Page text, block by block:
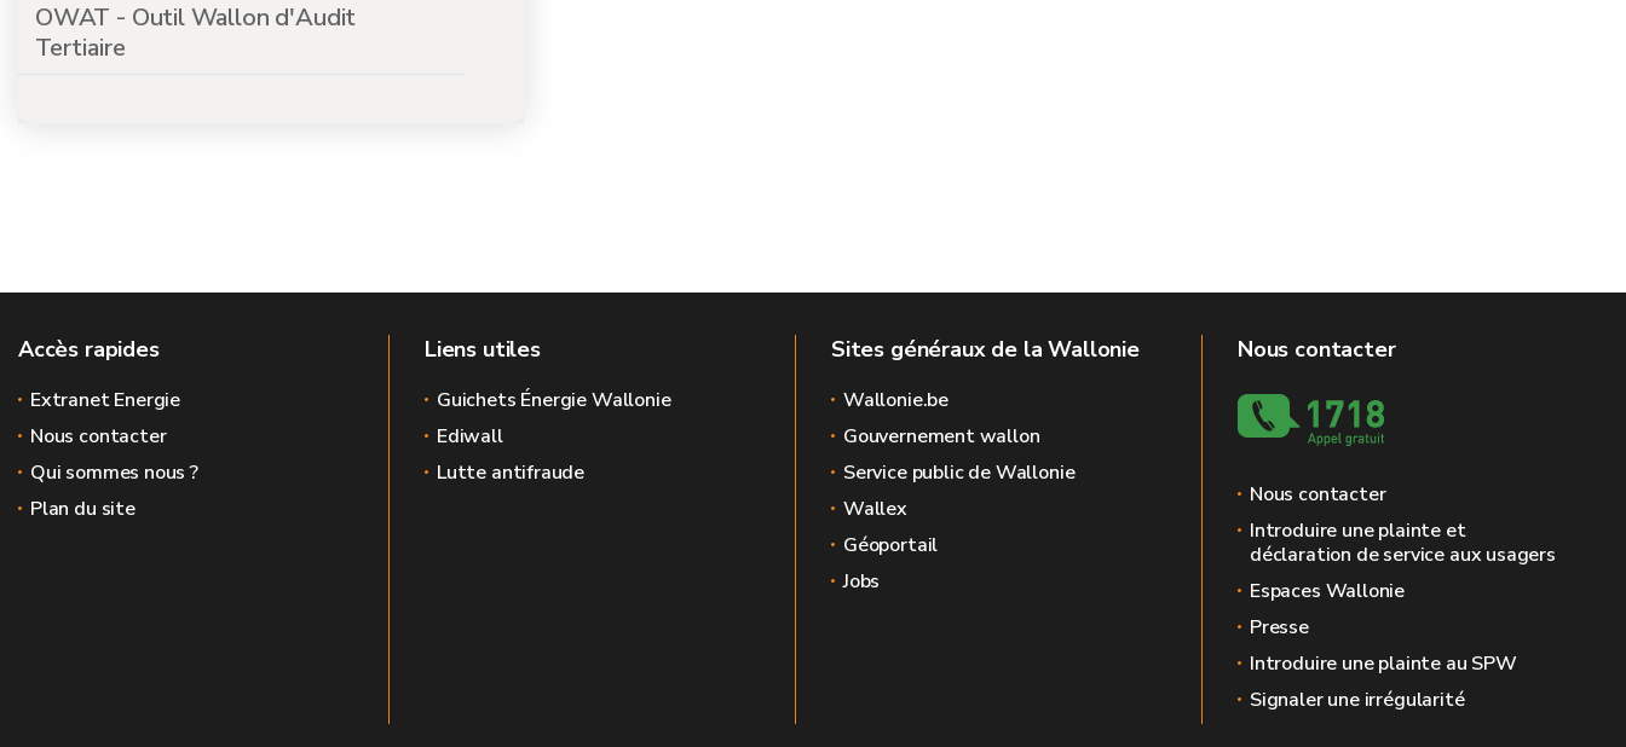
OWAT - Outil Wallon d'Audit
Tertiaire
Accès rapides
Extranet Energie
Nous contacter
Qui sommes nous ?
Plan du site
Liens utiles
Guichets Énergie Wallonie
Ediwall
Lutte antifraude
Sites généraux de la Wallonie
Wallonie.be
Gouvernement wallon
Service public de Wallonie
Wallex
Géoportail
Jobs
Nous contacter
Nous contacter
Introduire une plainte et
déclaration de service aux usagers
Espaces Wallonie
Presse
Introduire une plainte au SPW
Signaler une irrégularité